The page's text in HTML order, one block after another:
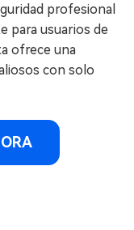
profesional
para usuarios de
ofrece una
con solo